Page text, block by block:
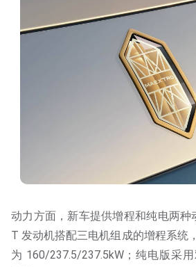
动力方面，新车提供增程和纯电两种
T 发动机搭配三电机组成的增程系统
为 160/237.5/237.5kW；纯电版采